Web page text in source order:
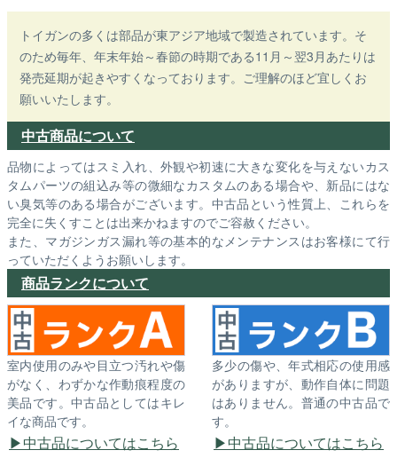
トイガンの多くは部品が東アジア地域で製造されています。そ
のため毎年、年末年始～春節の時期である11月～翌3月あたりは
発売延期が起きやすくなっております。ご理解のほど宜しくお
願いいたします。
中古商品について
品物によってはスミ入れ、外観や初速に大きな変化を与えないカス
タムパーツの組込み等の微細なカスタムのある場合や、新品にはな
い臭気等のある場合がございます。中古品という性質上、これらを
完全に失くすことは出来かねますのでご容赦ください。
また、マガジンガス漏れ等の基本的なメンテナンスはお客様にて行
っていただくようお願いします。
商品ランクについて
室内使用のみや目立つ汚れや傷
がなく、わずかな作動痕程度の
美品です。中古品としてはキレ
イな商品です。
中古品についてはこちら
多少の傷や、年式相応の使用感
がありますが、動作自体に問題
はありません。普通の中古品で
す。
中古品についてはこちら